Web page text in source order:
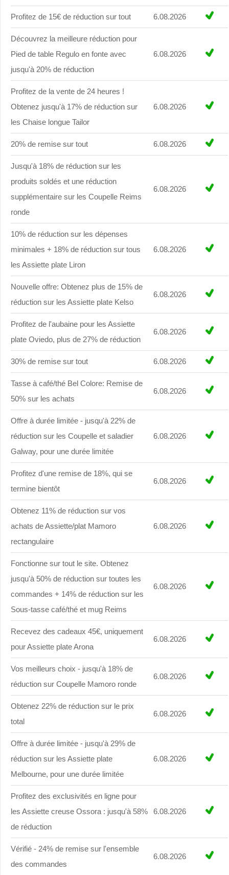
Profitez de 15€ de réduction sur tout 6.08.2026
Découvrez la meilleure réduction pour
Pied de table Regulo en fonte avec
jusqu'à 20% de réduction
6.08.2026
Profitez de la vente de 24 heures !
Obtenez jusqu'à 17% de réduction sur
les Chaise longue Tailor
6.08.2026
20% de remise sur tout 6.08.2026
Jusqu'à 18% de réduction sur les
produits soldés et une réduction
supplémentaire sur les Coupelle Reims
ronde
6.08.2026
10% de réduction sur les dépenses
minimales + 18% de réduction sur tous
les Assiette plate Liron
6.08.2026
Nouvelle offre: Obtenez plus de 15% de
réduction sur les Assiette plate Kelso
6.08.2026
Profitez de l'aubaine pour les Assiette
plate Oviedo, plus de 27% de réduction
6.08.2026
30% de remise sur tout 6.08.2026
Tasse à café/thé Bel Colore: Remise de
50% sur les achats
6.08.2026
Offre à durée limitée - jusqu'à 22% de
réduction sur les Coupelle et saladier
Galway, pour une durée limitée
6.08.2026
Profitez d'une remise de 18%, qui se
termine bientôt
6.08.2026
Obtenez 11% de réduction sur vos
achats de Assiette/plat Mamoro
rectangulaire
6.08.2026
Fonctionne sur tout le site. Obtenez
jusqu'à 50% de réduction sur toutes les
commandes + 14% de réduction sur les
Sous-tasse café/thé et mug Reims
6.08.2026
Recevez des cadeaux 45€, uniquement
pour Assiette plate Arona
6.08.2026
Vos meilleurs choix - jusqu'à 18% de
réduction sur Coupelle Mamoro ronde
6.08.2026
Obtenez 22% de réduction sur le prix
total
6.08.2026
Offre à durée limitée - jusqu'à 29% de
réduction sur les Assiette plate
Melbourne, pour une durée limitée
6.08.2026
Profitez des exclusivités en ligne pour
les Assiette creuse Ossora : jusqu'à 58%
de réduction
6.08.2026
Vérifié - 24% de remise sur l'ensemble
des commandes
6.08.2026